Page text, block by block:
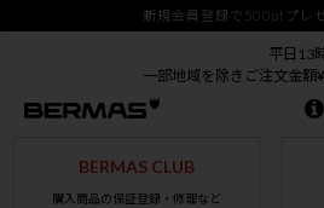
新規会員登録で500ptプレ
平日13
一部地域を除きご注文金額
BERMAS CLUB
購入商品の保証登録・修理など